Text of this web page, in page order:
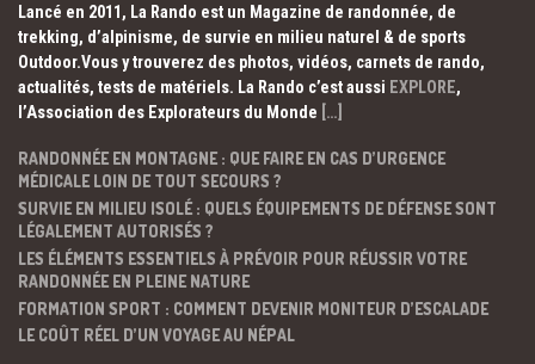
Lancé en 2011, La Rando est un Magazine de randonnée, de
trekking, d’alpinisme, de survie en milieu naturel & de sports
Outdoor.Vous y trouverez des photos, vidéos, carnets de rando,
actualités, tests de matériels. La Rando c’est aussi EXPLORE,
l’Association des Explorateurs du Monde […]
RANDONNÉE EN MONTAGNE : QUE FAIRE EN CAS D’URGENCE
MÉDICALE LOIN DE TOUT SECOURS ?
SURVIE EN MILIEU ISOLÉ : QUELS ÉQUIPEMENTS DE DÉFENSE SONT
LÉGALEMENT AUTORISÉS ?
LES ÉLÉMENTS ESSENTIELS À PRÉVOIR POUR RÉUSSIR VOTRE
RANDONNÉE EN PLEINE NATURE
FORMATION SPORT : COMMENT DEVENIR MONITEUR D’ESCALADE
LE COÛT RÉEL D’UN VOYAGE AU NÉPAL